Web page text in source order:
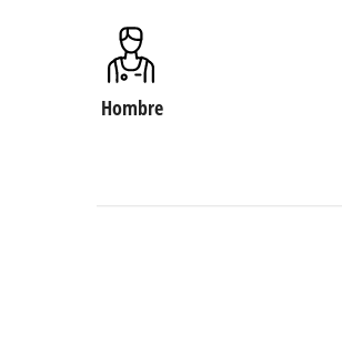
Hombre